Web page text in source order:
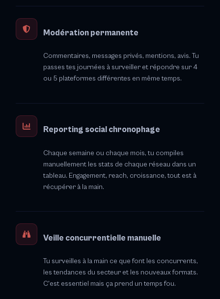
Modération permanente
Commentaires, messages privés, mentions, avis. Tu
passes tes journées à surveiller et répondre sur 4
ou 5 plateformes différentes en même temps.
Reporting social chronophage
Chaque semaine ou chaque mois, tu compiles
manuellement les stats de chaque réseau dans un
tableau. Engagement, reach, croissance, tout est à
récupérer à la main.
Veille concurrentielle manuelle
Tu surveilles à la main ce que font les concurrents,
les tendances du secteur et les nouveaux formats.
C'est essentiel mais ça prend un temps fou.